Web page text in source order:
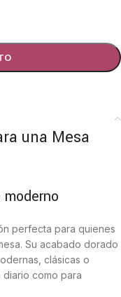
una Mesa
perfecta para quienes
Su acabado dorado
clásicas o
diario como para